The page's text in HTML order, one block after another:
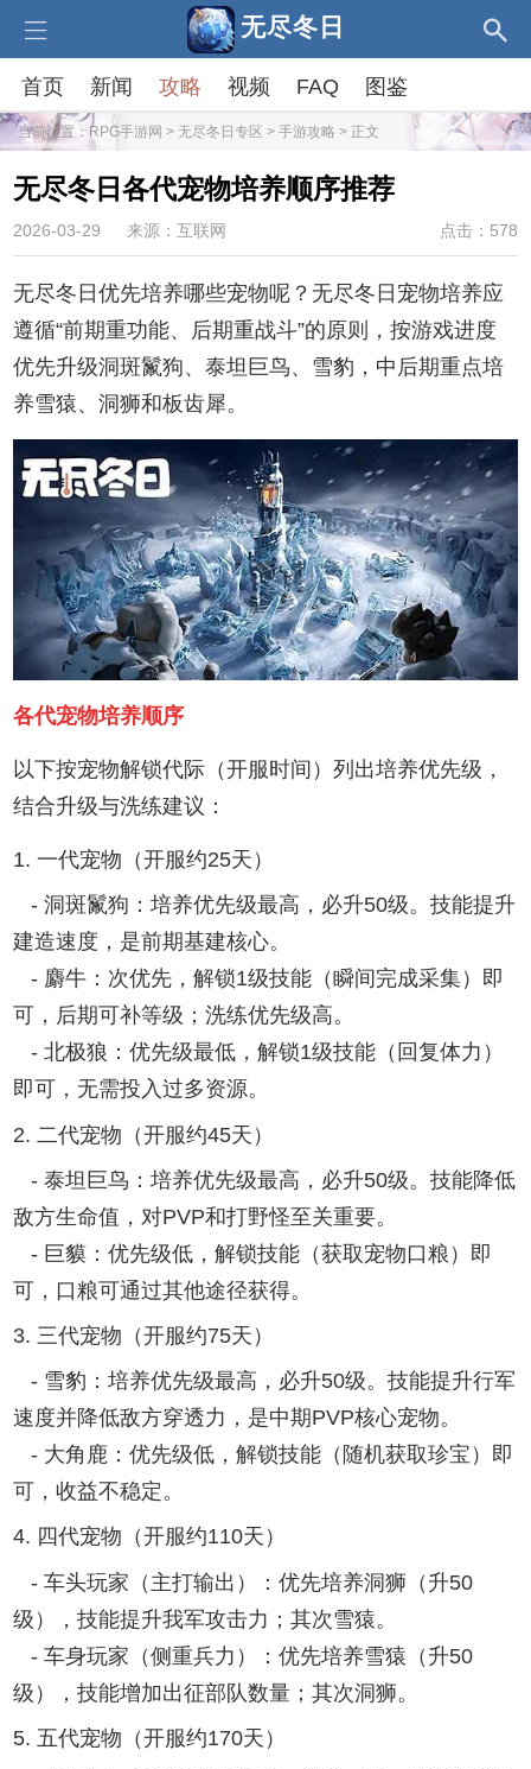
无尽冬日
首页 新闻 攻略 视频 FAQ 图鉴
当前位置：RPG手游网 > 无尽冬日专区 > 手游攻略 > 正文
无尽冬日各代宠物培养顺序推荐
2026-03-29 来源：互联网 点击：578
无尽冬日优先培养哪些宠物呢？无尽冬日宠物培养应
遵循“前期重功能、后期重战斗”的原则，按游戏进度
优先升级洞斑鬣狗、泰坦巨鸟、雪豹，中后期重点培
养雪猿、洞狮和板齿犀。
各代宠物培养顺序
以下按宠物解锁代际（开服时间）列出培养优先级，
结合升级与洗练建议：
1. 一代宠物（开服约25天）
- 洞斑鬣狗：培养优先级最高，必升50级。技能提升
建造速度，是前期基建核心。
- 麝牛：次优先，解锁1级技能（瞬间完成采集）即
可，后期可补等级；洗练优先级高。
- 北极狼：优先级最低，解锁1级技能（回复体力）
即可，无需投入过多资源。
2. 二代宠物（开服约45天）
- 泰坦巨鸟：培养优先级最高，必升50级。技能降低
敌方生命值，对PVP和打野怪至关重要。
- 巨貘：优先级低，解锁技能（获取宠物口粮）即
可，口粮可通过其他途径获得。
3. 三代宠物（开服约75天）
- 雪豹：培养优先级最高，必升50级。技能提升行军
速度并降低敌方穿透力，是中期PVP核心宠物。
- 大角鹿：优先级低，解锁技能（随机获取珍宝）即
可，收益不稳定。
4. 四代宠物（开服约110天）
- 车头玩家（主打输出）：优先培养洞狮（升50
级），技能提升我军攻击力；其次雪猿。
- 车身玩家（侧重兵力）：优先培养雪猿（升50
级），技能增加出征部队数量；其次洞狮。
5. 五代宠物（开服约170天）